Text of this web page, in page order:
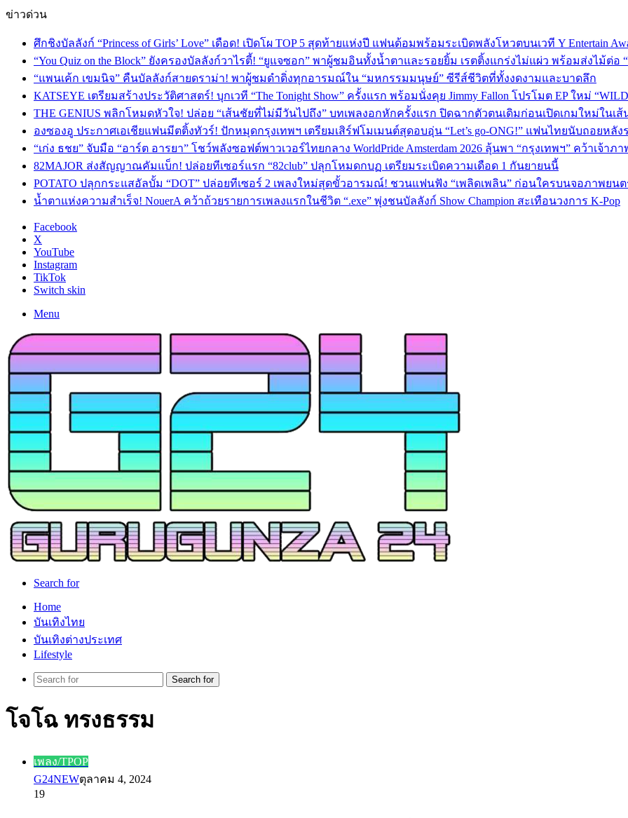
ข่าวด่วน
ศึกชิงบัลลังก์ “Princess of Girls’ Love” เดือด! เปิดโผ TOP 5 สุดท้ายแห่งปี แฟนด้อมพร้อมระเบิดพลังโหวตบนเวที Y Entertain
“You Quiz on the Block” ยังครองบัลลังก์วาไรตี้! “ยูแจซอก” พาผู้ชมอินทั้งน้ำตาและรอยยิ้ม เรตติ้งแกร่งไม่แผ่ว พร้อมส่งไม้ต่
“แพนเค้ก เขมนิจ” คืนบัลลังก์สายดราม่า! พาผู้ชมดำดิ่งทุกอารมณ์ใน “มหกรรมมนุษย์” ซีรีส์ชีวิตที่ทั้งงดงามและบาดลึก
KATSEYE เตรียมสร้างประวัติศาสตร์! บุกเวที “The Tonight Show” ครั้งแรก พร้อมนั่งคุย Jimmy Fallon โปรโมต EP ใหม่
THE GENIUS พลิกโหมดหัวใจ! ปล่อย “เส้นชัยที่ไม่มีวันไปถึง” บทเพลงอกหักครั้งแรก ปิดฉากตัวตนเดิมก่อนเปิดเกมใหม่ในเ
องซองอู ประกาศเอเชียแฟนมีตติ้งทัวร์! ปักหมุดกรุงเทพฯ เตรียมเสิร์ฟโมเมนต์สุดอบอุ่น “Let’s go-ONG!” แฟนไทยนับถอยหลังร
“เก่ง ธชย” จับมือ “อาร์ต อารยา” โชว์พลังซอฟต์พาวเวอร์ไทยกลาง WorldPride Amsterdam 2026 ลุ้นพา “กรุงเทพฯ” คว้าเจ้าภา
82MAJOR ส่งสัญญาณคัมแบ็ก! ปล่อยทีเซอร์แรก “82club” ปลุกโหมดกบฏ เตรียมระเบิดความเดือด 1 กันยายนนี้
POTATO ปลุกกระแสอัลบั้ม “DOT” ปล่อยทีเซอร์ 2 เพลงใหม่สุดขั้วอารมณ์! ชวนแฟนฟัง “เพลิดเพลิน” ก่อนใครบนจอภาพยนต
น้ำตาแห่งความสำเร็จ! NouerA คว้าถ้วยรายการเพลงแรกในชีวิต “.exe” พุ่งชนบัลลังก์ Show Champion สะเทือนวงการ K‑Pop
Facebook
X
YouTube
Instagram
TikTok
Switch skin
Menu
Search for
Home
บันเทิงไทย
บันเทิงต่างประเทศ
Lifestyle
Search for
โจโฉ ทรงธรรม
เพลง/TPOP
G24NEWตุลาคม 4, 2024
19